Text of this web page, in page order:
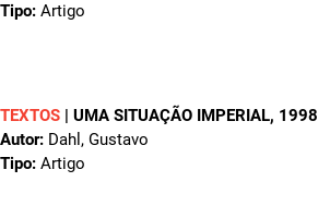
Tipo: Artigo
TEXTOS | UMA SITUAÇÃO IMPERIAL, 1998
Autor: Dahl, Gustavo
Tipo: Artigo